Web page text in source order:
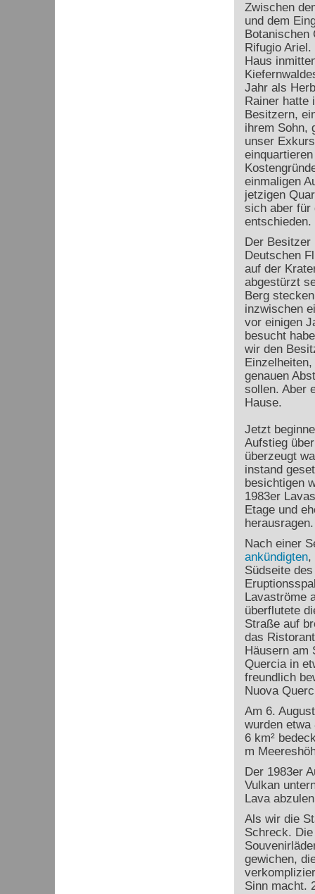
Zwischen
und dem
Botanischen
Rifugio
Haus
Jahr als
Rainer hatte
Besitzern,
ihrem Sohn,
unser
einmaligen
jetzigen
sich aber für
entschieden.
Der Besitzer
Deutschen
auf der
abgestürzt
Berg
inzwischen
vor einigen
besucht
wir den
genauen
sollen. Aber
Hause.
Jetzt
Aufstieg
überzeugt
instand
besichtigen
1983er
Etage und
Nach einer
ankündigten,
Südseite
Lavaströme
überflutete
Straße auf
das
Häusern am
Quercia in
freundlich
Nuova
Am 6.
wurden etwa
6 km²
m
Der 1983er
Vulkan
Lava
Als wir die
Schreck.
gewichen,
Sinn macht.